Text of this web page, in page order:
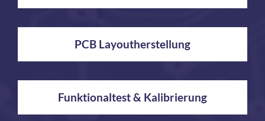
PCB Layoutherstellung
Funktionaltest & Kalibrierung